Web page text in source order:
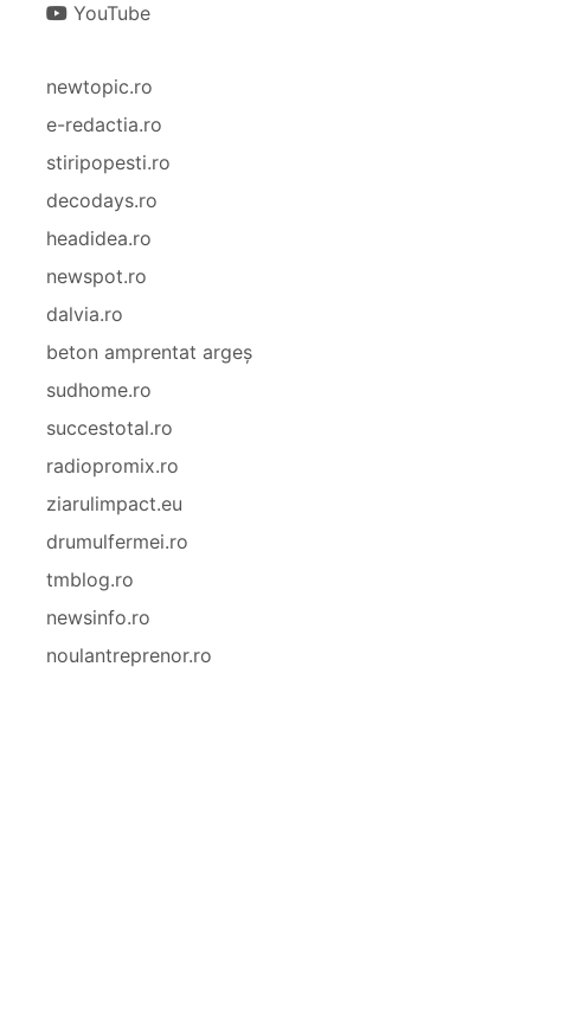
YouTube
newtopic.ro
e-redactia.ro
stiripopesti.ro
decodays.ro
headidea.ro
newspot.ro
dalvia.ro
beton amprentat argeș
sudhome.ro
succestotal.ro
radiopromix.ro
ziarulimpact.eu
drumulfermei.ro
tmblog.ro
newsinfo.ro
noulantreprenor.ro